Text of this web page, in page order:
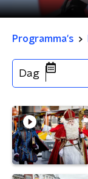
Programma's
Dag